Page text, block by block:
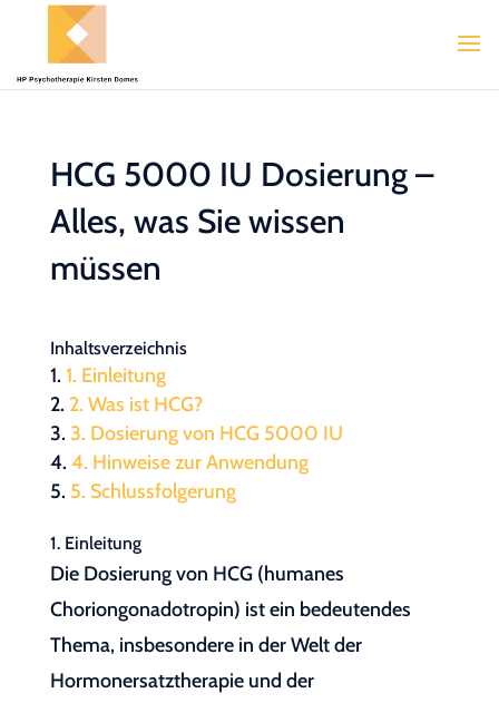
HCG 5000 IU Dosierung –
Alles, was Sie wissen
müssen
Inhaltsverzeichnis
1. Einleitung
2. Was ist HCG?
3. Dosierung von HCG 5000 IU
4. Hinweise zur Anwendung
5. Schlussfolgerung
1. Einleitung
Die Dosierung von HCG (humanes
Choriongonadotropin) ist ein bedeutendes
Thema, insbesondere in der Welt der
Hormonersatztherapie und der